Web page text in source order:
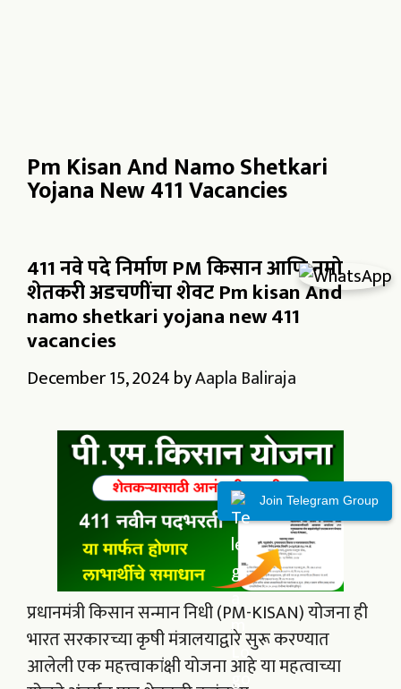
Pm Kisan And Namo Shetkari
Yojana New 411 Vacancies
411 नवे पदे निर्माण PM किसान आणि नमो
शेतकरी अडचणींचा शेवट Pm kisan And
namo shetkari yojana new 411
vacancies
December 15, 2024byAapla Baliraja
प्रधानमंत्री किसान सन्मान निधी (PM-KISAN) योजना ही
भारत सरकारच्या कृषी मंत्रालयाद्वारे सुरू करण्यात
आलेली एक महत्त्वाकांक्षी योजना आहे या महत्वाच्या
Join Telegram Group